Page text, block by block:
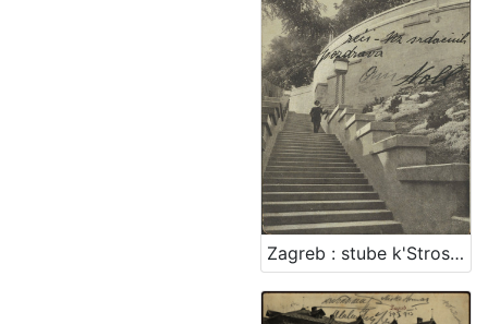
Zagreb : stube k'Strosmjerovom šetalištu